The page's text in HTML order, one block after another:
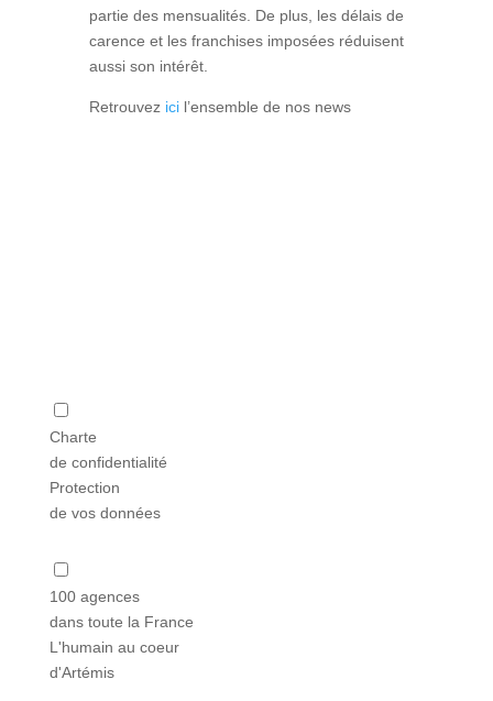
partie des mensualités. De plus, les délais de
carence et les franchises imposées réduisent
aussi son intérêt.
Retrouvez icil’ensemble de nos news
Charte
de confidentialité
Protection
de vos données
100 agences
dans toute la France
L'humain au coeur
d'Artémis